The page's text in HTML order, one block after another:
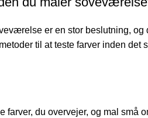
er en stor beslutning,
til at teste farver inden
farver, du overvejer, og mal små